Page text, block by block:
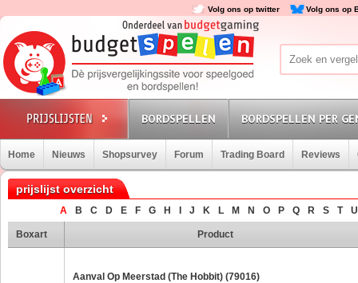
Volg ons op twitter Volg ons op
BORDSPELLEN BORDSPELLEN PER
Home Nieuws Shopsurvey Forum Trading Board Reviews
prijslijst overzicht
A B C D E F G H J K L M N O P Q R S T U
Boxart Product
Aanval Op Meerstad (The Hobbit) (79016)